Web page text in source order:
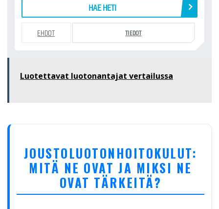
HAE HETI
EHDOT TIEDOT
Luotettavat luotonantajat vertailussa
JOUSTOLUOTONHOITOKULUT:
MITÄ NE OVAT JA MIKSI NE
OVAT TÄRKEITÄ?